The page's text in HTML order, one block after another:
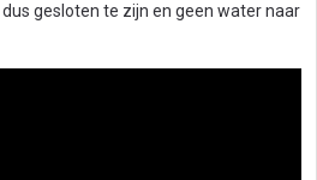
gesloten te zijn en geen water naar